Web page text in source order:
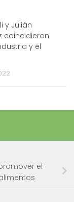
y Julián
coincidieron
y el
el